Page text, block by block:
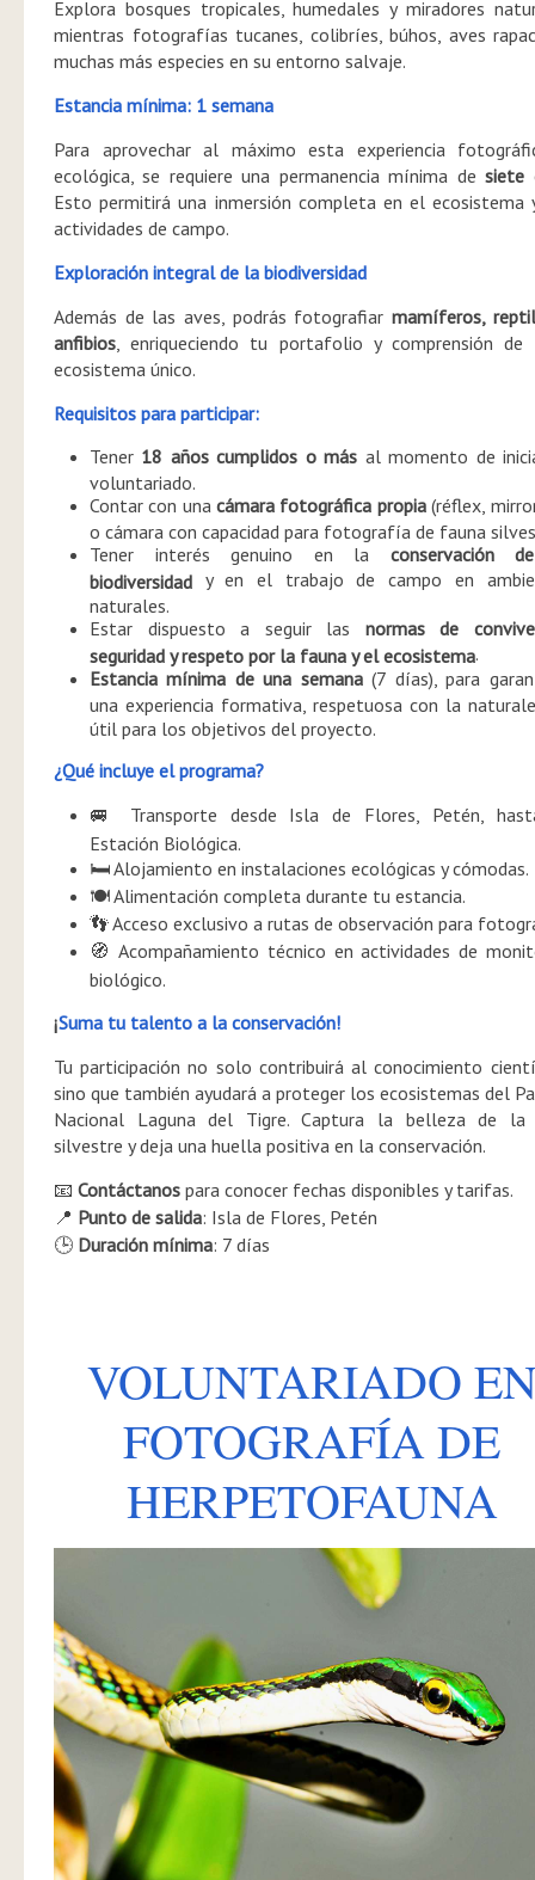
Explora bosques tropicales, humedales y miradores
mientras fotografías tucanes, colibríes, búhos, aves
muchas más especies en su entorno salvaje.
Estancia mínima: 1 semana
Para aprovechar al máximo esta experiencia
ecológica, se requiere una permanencia mínima desiete
Esto permitirá una inmersión completa en el ecosistema
actividades de campo.
Exploración integral de la biodiversidad
Además de las aves, podrás fotografiarmamíferos,
anfibios , enriqueciendo tu portafolio y comprensión de
ecosistema único.
Requisitos para participar:
Tener 18 años cumplidos o más al momento de
voluntariado.
Contar con unacámara fotográfica propia(réflex,
o cámara con capacidad para fotografía de fauna
Tener interés genuino en la conservación
biodiversidad y en el trabajo de campo en
naturales.
Estar dispuesto a seguir las normas de
seguridad y respeto por la fauna y el ecosistema.
Estancia mínima de una semana(7 días), para
una experiencia formativa, respetuosa con la
útil para los objetivos del proyecto.
¿Qué incluye el programa?
🚐 Transporte desde Isla de Flores, Petén,
Estación Biológica.
🛏️Alojamiento en instalaciones ecológicas y cómodas.
🍽️Alimentación completa durante tu estancia.
👣Acceso exclusivo a rutas de observación para
🧭 Acompañamiento técnico en actividades de
biológico.
¡Suma tu talento a la conservación!
Tu participación no solo contribuirá al conocimiento
sino que también ayudará a proteger los ecosistemas del
Nacional Laguna del Tigre. Captura la belleza de la
silvestre y deja una huella positiva en la conservación.
📧 Contáctanos para conocer fechas disponibles y tarifas.
📍 Punto de salida: Isla de Flores, Petén
🕒 Duración mínima: 7 días
VOLUNTARIADO
FOTOGRAFÍA DE
HERPETOFAUNA